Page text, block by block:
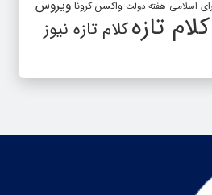
اسلامی هفته دولت واکسن کرونا ویروس
کلام تازهکلام تازه نیوز